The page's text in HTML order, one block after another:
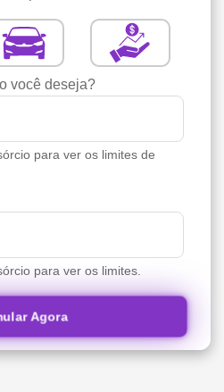
você deseja?
para ver os limites de
para ver os limites.
Agora